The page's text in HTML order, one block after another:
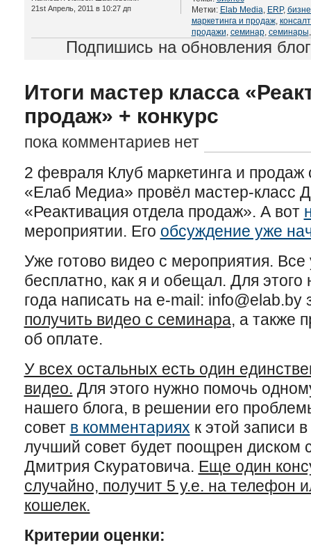
21st Апрель, 2011 в 10:27 дп
Метки: Elab Media, ERP,
маркетинга и продаж,
продажи, семинар, семинары
Подпишись на обновления
Итоги мастер класса
продаж» + конкурс
пока комментариев нет
2 февраля Клуб маркетинга и
«Елаб Медиа» провёл мастер-класс
«Реактивация отдела продаж». А вот
мероприятии. Его обсуждение уже
Уже готово видео с мероприятия. Все
бесплатно, как я и обещал. Для
года написать на e-mail:
получить видео с семинара, а также
об оплате.
У всех остальных есть один
видео. Для этого нужно помочь
нашего блога, в решении его
совет в комментариях к этой записи
лучший совет будет поощрен диском
Дмитрия Скуратовича. Еще один
случайно, получит 5 у.е. на телефон
кошелек.
Критерии оценки: